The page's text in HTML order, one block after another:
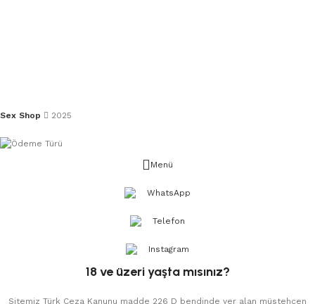
Sex Shop 2025
Menü
WhatsApp
Telefon
Instagram
18 ve üzeri yaşta mısınız?
Sitemiz Türk Ceza Kanunu madde 226 D bendinde yer alan müstehcen